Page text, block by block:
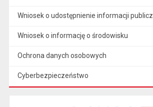
Wniosek o udostępnienie informacji
Wniosek o informację o środowisku
Ochrona danych osobowych
Cyberbezpieczeństwo